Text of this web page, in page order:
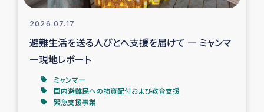
2026.07.17
避難生活を送る人びとへ支援を届けて ― ミャンマ
ー現地レポート
ミャンマー
国内避難民への物資配付および教育支援
緊急支援事業